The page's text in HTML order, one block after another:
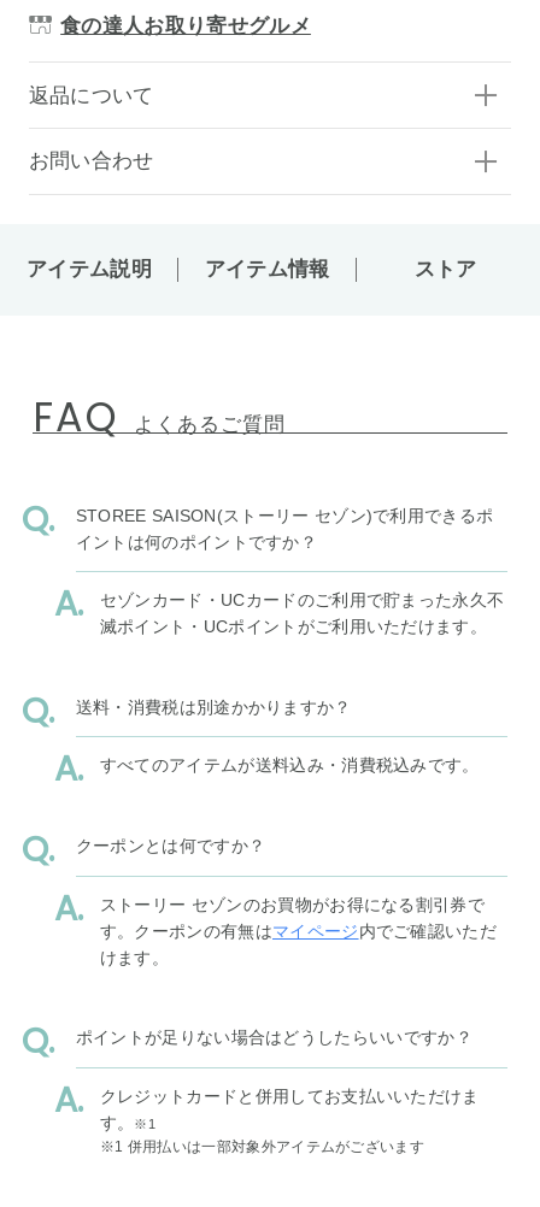
食の達人お取り寄せグルメ
返品について
お問い合わせ
アイテム説明 アイテム情報 ストア
FAQ よくあるご質問
STOREE SAISON(ストーリー セゾン)で利用できるポ
イントは何のポイントですか？
セゾンカード・UCカードのご利用で貯まった永久不
滅ポイント・UCポイントがご利用いただけます。
送料・消費税は別途かかりますか？
すべてのアイテムが送料込み・消費税込みです。
クーポンとは何ですか？
ストーリー セゾンのお買物がお得になる割引券で
す。クーポンの有無はマイページ内でご確認いただ
けます。
ポイントが足りない場合はどうしたらいいですか？
クレジットカードと併用してお支払いいただけま
す。
※1
※1 併用払いは一部対象外アイテムがございます